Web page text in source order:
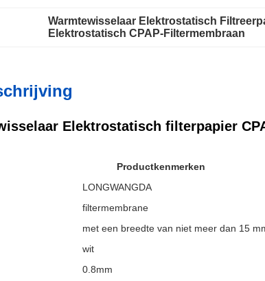
Warmtewisselaar Elektrostatisch
Elektrostatisch CPAP-Filtermembraan
Elektrostatisch filterpapier
Productkenmerken
LONGWANGDA
filtermembrane
met een breedte van niet meer dan 15
wit
0.8mm